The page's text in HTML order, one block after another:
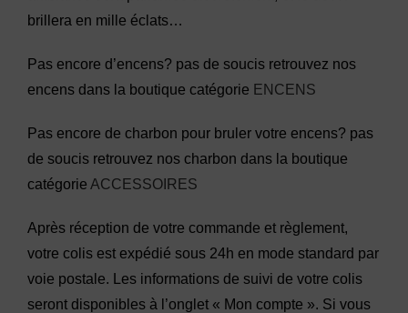
brillera en mille éclats…
Pas encore d’encens? pas de soucis retrouvez nos
encens dans la boutique catégorie ENCENS
Pas encore de charbon pour bruler votre encens? pas
de soucis retrouvez nos charbon dans la boutique
catégorie ACCESSOIRES
Après réception de votre commande et règlement,
votre colis est expédié sous 24h en mode standard par
voie postale. Les informations de suivi de votre colis
seront disponibles à l’onglet « Mon compte ». Si vous